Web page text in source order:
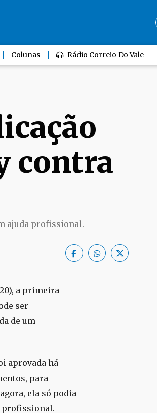
Colunas Rádio Correio Do Vale
contra
ajuda profissional.
a primeira
ser
de um
aprovada há
para
ela só podia
profissional.